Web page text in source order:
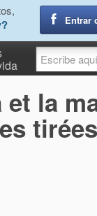
Entrar
et la